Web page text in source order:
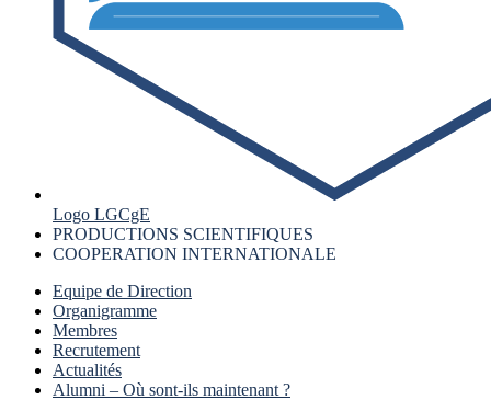
Logo LGCgE
PRODUCTIONS SCIENTIFIQUES
COOPERATION INTERNATIONALE
Equipe de Direction
Organigramme
Membres
Recrutement
Actualités
Alumni – Où sont-ils maintenant ?